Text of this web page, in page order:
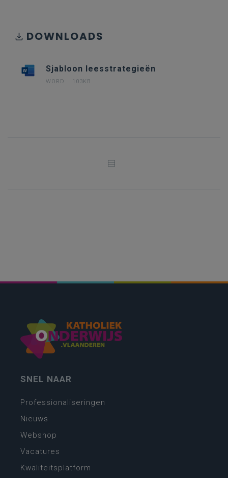
DOWNLOADS
Sjabloon leesstrategieën
WORD 103KB
SNEL NAAR
Professionaliseringen
Nieuws
Webshop
Vacatures
Kwaliteitsplatform